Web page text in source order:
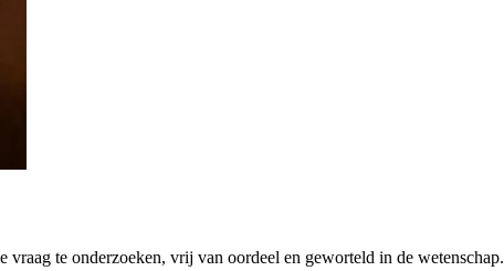
te onderzoeken, vrij van oordeel en geworteld in de wetenschap.